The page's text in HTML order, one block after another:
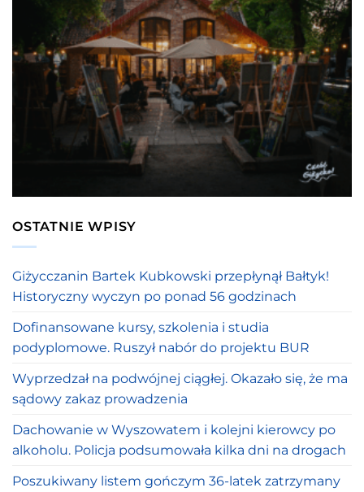
OSTATNIE WPISY
Giżycczanin Bartek Kubkowski przepłynął Bałtyk!
Historyczny wyczyn po ponad 56 godzinach
Dofinansowane kursy, szkolenia i studia
podyplomowe. Ruszył nabór do projektu BUR
Wyprzedzał na podwójnej ciągłej. Okazało się, że ma
sądowy zakaz prowadzenia
Dachowanie w Wyszowatem i kolejni kierowcy po
alkoholu. Policja podsumowała kilka dni na drogach
Poszukiwany listem gończym 36-latek zatrzymany